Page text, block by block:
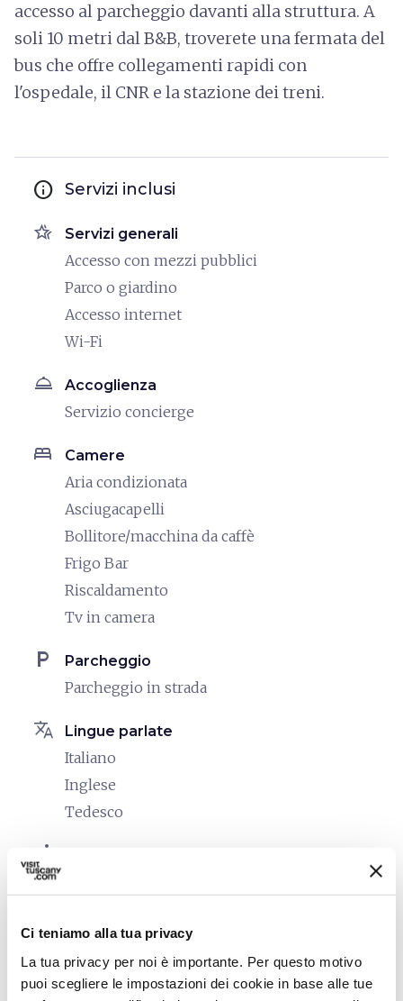
Ci teniamo alla tua privacy
La tua privacy per noi è importante. Per questo motivo
puoi scegliere le impostazioni dei cookie in base alle tue
accesso al parcheggio davanti alla struttura. A
soli 10 metri dal B&B, troverete una fermata del
bus che offre collegamenti rapidi con
l'ospedale, il CNR e la stazione dei treni.
info Servizi inclusi
hotel_class Servizi generali
Accesso con mezzi pubblici
Parco o giardino
Accesso internet
Wi-Fi
room_service Accoglienza
Servizio concierge
bed Camere
Aria condizionata
Asciugacapelli
Bollitore/macchina da caffè
Frigo Bar
Riscaldamento
Tv in camera
local_parking Parcheggio
Parcheggio in strada
translate Lingue parlate
Italiano
Inglese
Tedesco
directions_bike
directions_bike Bike: Bici da corsa
Struttura nelle vicinanze di una pista ciclabile
o tracciato cicloturistico